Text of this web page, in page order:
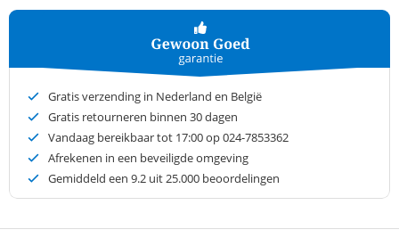
Gratis verzending in Nederland en België
Gratis retourneren binnen 30 dagen
Vandaag bereikbaar tot 17:00 op 024-7853362
Afrekenen in een beveiligde omgeving
Gemiddeld een 9.2 uit 25.000 beoordelingen